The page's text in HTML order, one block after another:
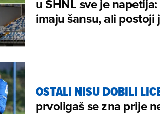
u SHNL sve je
imaju šansu, ali postoji
OSTALI NISU DOBILI
prvoligaš se zna prije